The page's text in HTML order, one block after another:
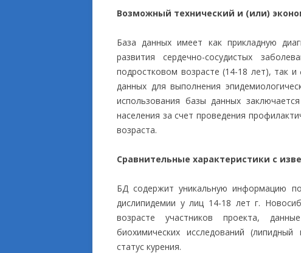
Возможный технический и (или)
База данных имеет как прикладную
развития сердечно-сосудистых
подростковом возрасте (14-18 лет), так
данных для выполнения
использования базы данных
населения за счет проведения
возраста.
Сравнительные характеристики с
БД содержит уникальную информацию
дислипидемии у лиц 14-18 лет г.
возрасте участников проекта,
биохимических исследований
статус курения.